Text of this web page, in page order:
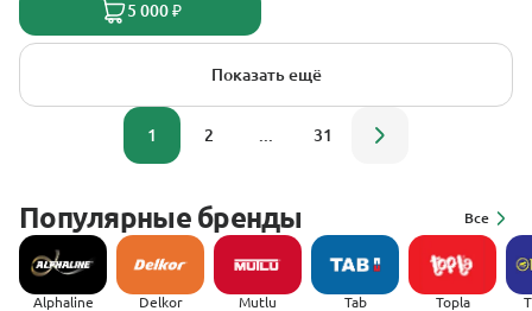
5 000 ₽
Показать ещё
1 2 31
Популярные бренды Все
Alphaline Delkor Mutlu Tab Topla